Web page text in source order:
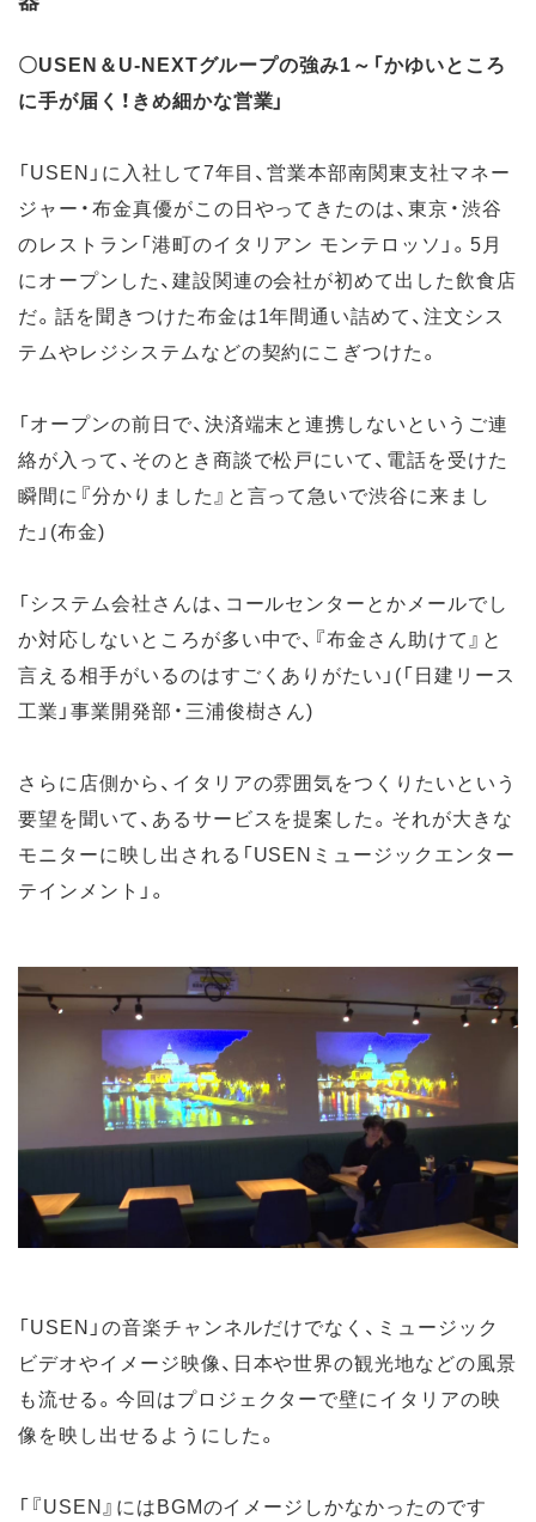
〇USEN＆U-NEXTグループの強み1～「かゆいところ
に手が届く！きめ細かな営業」
「USEN」に入社して7年目、営業本部南関東支社マネー
ジャー・布金真優がこの日やってきたのは、東京・渋谷
のレストラン「港町のイタリアン モンテロッソ」。5月
にオープンした、建設関連の会社が初めて出した飲食店
だ。話を聞きつけた布金は1年間通い詰めて、注文シス
テムやレジシステムなどの契約にこぎつけた。
「オープンの前日で、決済端末と連携しないというご連
絡が入って、そのとき商談で松戸にいて、電話を受けた
瞬間に『分かりました』と言って急いで渋谷に来まし
た」(布金)
「システム会社さんは、コールセンターとかメールでし
か対応しないところが多い中で、『布金さん助けて』と
言える相手がいるのはすごくありがたい」(「日建リース
工業」事業開発部・三浦俊樹さん)
さらに店側から、イタリアの雰囲気をつくりたいという
要望を聞いて、あるサービスを提案した。それが大きな
モニターに映し出される「USENミュージックエンター
テインメント」。
「USEN」の音楽チャンネルだけでなく、ミュージック
ビデオやイメージ映像、日本や世界の観光地などの風景
も流せる。今回はプロジェクターで壁にイタリアの映
像を映し出せるようにした。
「『USEN』にはBGMのイメージしかなかったのです